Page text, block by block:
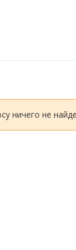
ничего не